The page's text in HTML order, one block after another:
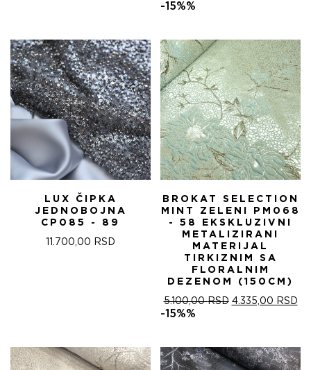
5.100,00 RSD.
-15%%
LUX ČIPKA
JEDNOBOJNA
CP085 - 89
11.700,00 RSD
BROKAT SELECTION
MINT ZELENI PM068
- 58 EKSKLUZIVNI
METALIZIRANI
MATERIJAL
TIRKIZNIM SA
FLORALNIM
DEZENOM (150CM)
5.100,00RSD ОРИГИНАЛНА
5.100,00 RSD.
4.335,00 RSD
-15%%